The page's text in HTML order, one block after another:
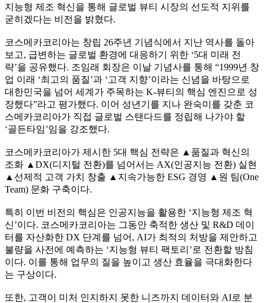
지능형 제조 혁신을 통해 글로벌 뷰티 시장의 선도적 지위를
굳히겠다는 비전을 밝혔다.
코스메카코리아는 창립 26주년 기념식에서 지난 역사를 돌아
보고, 급변하는 글로벌 환경에 대응하기 위한 ‘5대 미래 전
략’을 공유했다. 조임래 회장은 이날 기념사를 통해 “1999년 창
업 이래 ‘최고의 품질’과 ‘고객 지향’이라는 신념을 바탕으로
대한민국을 넘어 세계가 주목하는 K-뷰티의 핵심 엔진으로 성
장했다”라고 평가했다. 이어 성년기를 지나 완숙미를 갖춘 코
스메카코리아가 직접 글로벌 스탠다드를 정립해 나가야 할
‘골든타임’임을 강조했다.
코스메카코리아가 제시한 5대 핵심 전략은 ▲품질과 혁신의
조화 ▲DX(디지털 전환)를 넘어서는 AX(인공지능 전환) 실현
▲선제적 고객 가치 창출 ▲지속가능한 ESG 경영 ▲원 팀(One
Team) 문화 구축이다.
특히 이번 비전의 핵심은 인공지능을 활용한 ‘지능형 제조 혁
신’이다. 코스메카코리아는 그동안 축적한 생산 및 R&D 데이
터를 자산화한 DX 단계를 넘어, AI가 최적의 처방을 제안하고
불량을 사전에 예측하는 ‘지능형 뷰티 팩토리’로 전환할 방침
이다. 이를 통해 업무의 질을 높이고 생산 효율을 극대화한다
는 구상이다.
또한, 고객이 미처 인지하지 못한 니즈까지 데이터와 AI로 분